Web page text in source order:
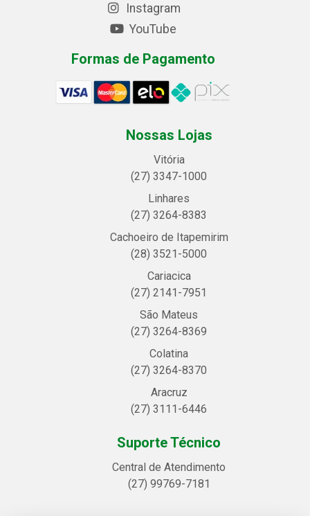
Instagram
YouTube
Formas de Pagamento
Nossas Lojas
Vitória
(27) 3347-1000
Linhares
(27) 3264-8383
Cachoeiro de Itapemirim
(28) 3521-5000
Cariacica
(27) 2141-7951
São Mateus
(27) 3264-8369
Colatina
(27) 3264-8370
Aracruz
(27) 3111-6446
Suporte Técnico
Central de Atendimento
(27) 99769-7181